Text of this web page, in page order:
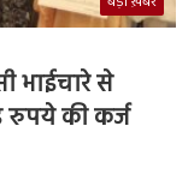
भाईचारे से
रुपये की कर्ज